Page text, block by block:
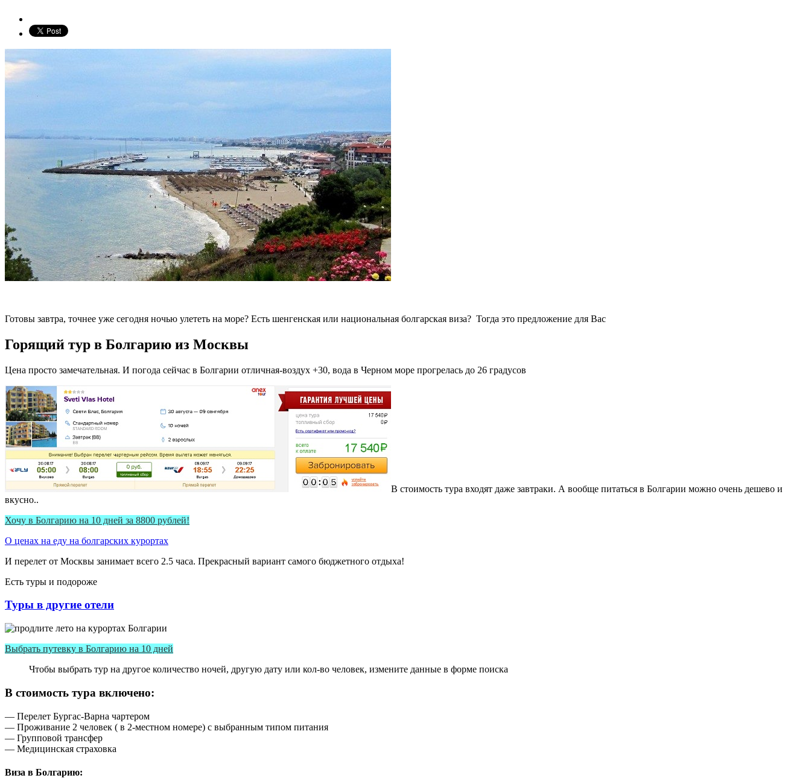
Готовы завтра, точнее уже сегодня ночью улететь на море? Есть шенгенская или национальная болгарская виза? Тогда это предложение для Вас
Горящий тур в Болгарию из Москвы
Цена просто замечательная. И погода сейчас в Болгарии отличная-воздух +30, вода в Черном море прогрелась до 26 градусов
В стоимость тура входят даже завтраки. А вообще питаться в Болгарии можно очень дешево и
вкусно..
Хочу в Болгарию на 10 дней за 8800 рублей!
О ценах на еду на болгарских курортах
И перелет от Москвы занимает всего 2.5 часа. Прекрасный вариант самого бюджетного отдыха!
Есть туры и подороже
Туры в другие отели
Выбрать путевку в Болгарию на 10 дней
Чтобы выбрать тур на другое количество ночей, другую дату или кол-во человек, измените данные в форме поиска
В стоимость тура включено:
— Перелет Бургас-Варна чартером
— Проживание 2 человек ( в 2-местном номере) с выбранным типом питания
— Групповой трансфер
— Медицинская страховка
Виза в Болгарию: